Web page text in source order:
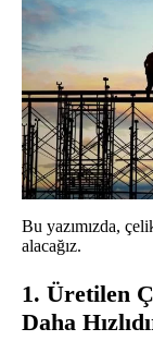
Bu yazımızda,
alacağız.
1. Üretilen
Daha